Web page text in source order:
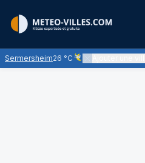
Sermersheim26 °C
Ciel voilé par des